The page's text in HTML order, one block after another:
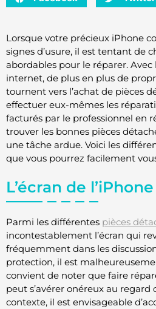
Lorsque votre précieux iPhone
signes d’usure, il est tentant de
abordables pour le réparer. Avec
internet, de plus en plus de
tournent vers l’achat de pièces
effectuer eux-mêmes les
facturés par le professionnel en
trouver les bonnes pièces
une tâche ardue. Voici les
que vous pourrez facilement
L’écran de l’iPhone
Parmi les différentes pièces
incontestablement l’écran qui
fréquemment dans les
protection, il est
convient de noter que faire
peut s’avérer onéreux au regard
contexte, il est envisageable